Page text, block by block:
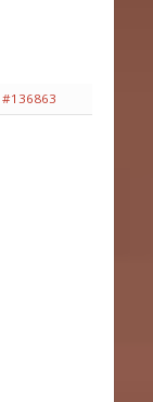
#136863